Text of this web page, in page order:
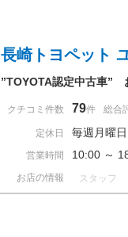
長崎トヨペット
”TOYOTA認定中古車”
クチコミ件数 79件 総合
定休日 毎週月曜
営業時間 10:00 ～
お店の情報 スタッフ